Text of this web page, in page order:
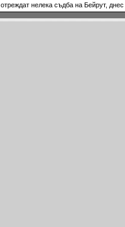
отреждат нелека съдба на Бейрут,